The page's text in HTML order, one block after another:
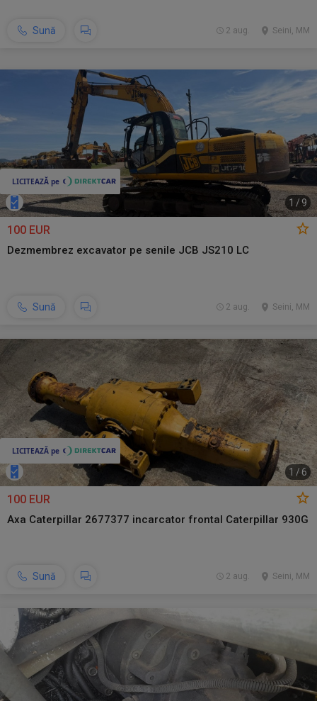
Sună Seini, MM
2 aug.
1 / 9
100 EUR
Dezmembrez excavator pe senile JCB JS210 LC
Sună Seini, MM
2 aug.
1 /6
100 EUR
Axa Caterpillar 2677377 incarcator frontal Caterpillar 930G
Sună Seini, MM
2 aug.